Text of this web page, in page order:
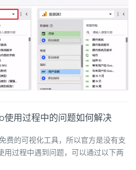
用过程中的问题如何解决
费的可视化工具，所以官方是没有支
用过程中遇到问题，可以通过以下两